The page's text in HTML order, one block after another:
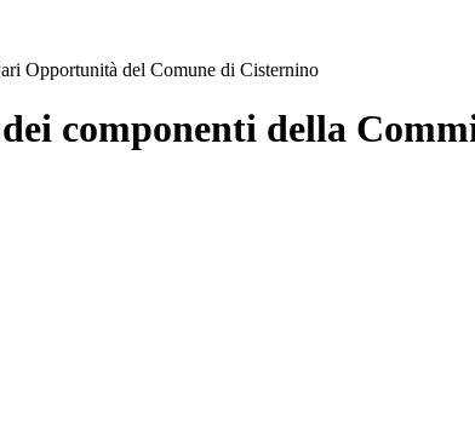
Opportunità del Comune di Cisternino
componenti della